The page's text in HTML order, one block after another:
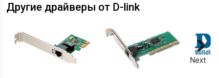
Другие драйверы от D-link
Next